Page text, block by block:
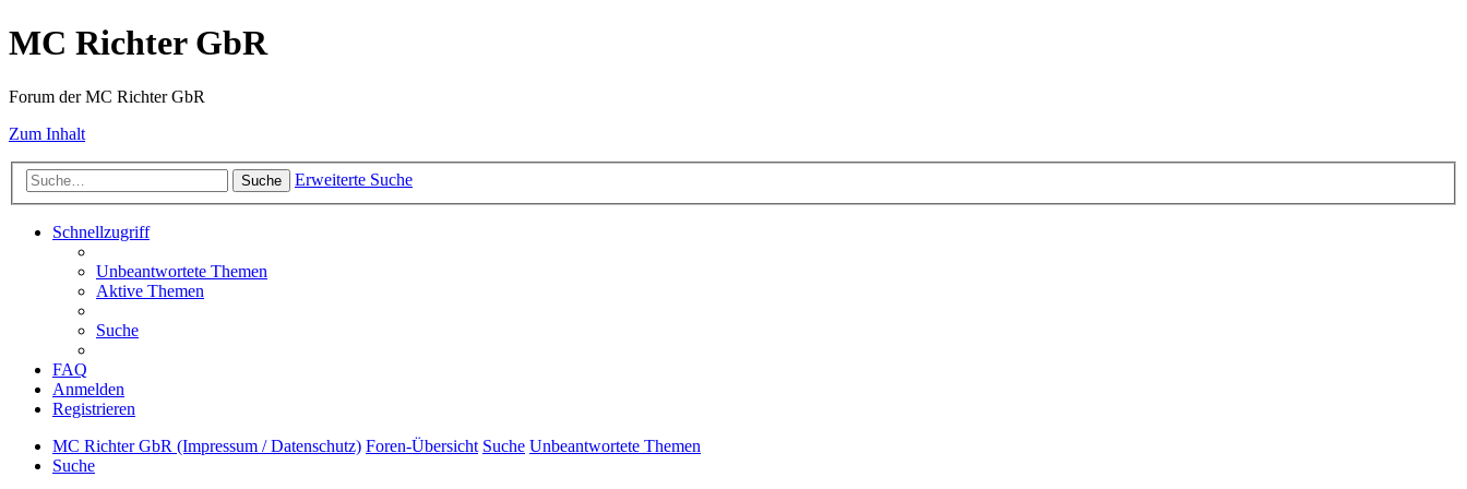
MC Richter GbR
Forum der MC Richter GbR
Zum Inhalt
Suche Erweiterte Suche
Schnellzugriff
Unbeantwortete Themen
Aktive Themen
Suche
FAQ
Anmelden
Registrieren
MC Richter GbR (Impressum / Datenschutz) Foren-Übersicht Suche Unbeantwortete Themen
Suche